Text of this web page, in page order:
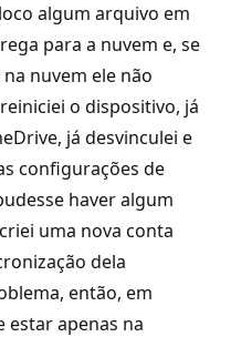
algum arquivo em
para a nuvem e, se
nuvem ele não
o dispositivo, já
já desvinculei e
configurações de
haver algum
uma nova conta
dela
então, em
estar apenas na